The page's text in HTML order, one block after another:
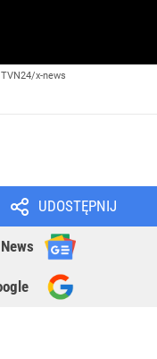
TVN24/x-news
UDOSTĘPNIJ